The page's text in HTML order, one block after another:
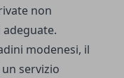
non
modenesi, il
servizio